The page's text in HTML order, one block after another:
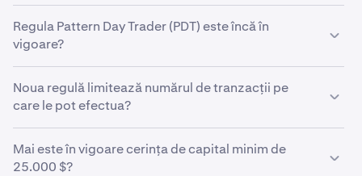
Regula Pattern Day Trader (PDT) este încă în
vigoare?
Desemnarea de pattern day trader a fost eliminată.
Kraken Securities nu mai este obligată să monitorizeze
sau să semnaleze conturile care execută patru sau mai
lucrătoare începând cu 4 iunie 2026.
Noua regulă limitează numărul de tranzacții pe
care le pot efectua?
Nu. Limita anterioară de patru tranzacții a fost eliminată.
Poți deschide și închide poziții oricât de des dorești.
Mai este în vigoare cerința de capital minim de
25.000 $?